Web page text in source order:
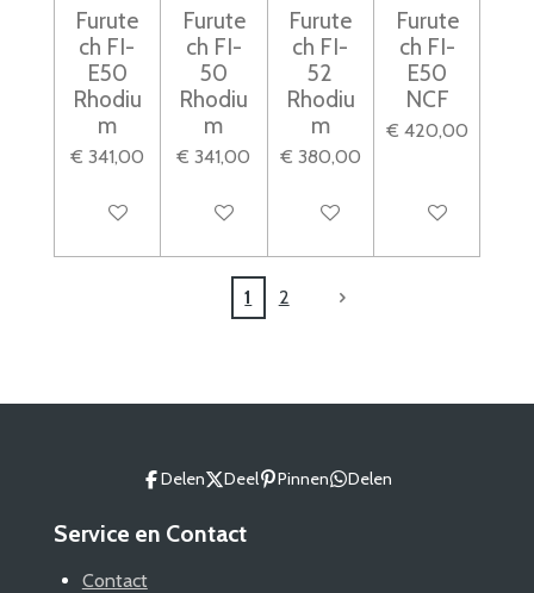
Furute
ch FI-
E50
Rhodiu
m
€ 341,00
In winkelwagen
Furute
ch FI-
50
Rhodiu
m
€ 341,00
In winkelwagen
Furute
ch FI-
52
Rhodiu
m
€ 380,00
In winkelwagen
Furute
ch FI-
E50
NCF
€ 420,00
In winkelwagen
1 2
Delen Deel Pinnen Delen
Service en Contact
Contact